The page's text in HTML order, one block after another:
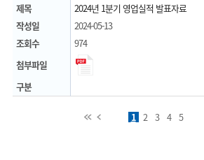
제목
2024년 1분기 영업실적 발표자료
작성일
2024-05-13
조회수
974
첨부파일
구분
처음페이지이전페이지1 2 3 4 5다음